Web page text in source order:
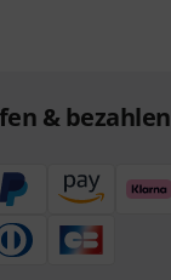
& bezahlen